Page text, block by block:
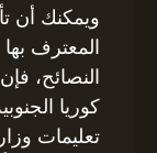
ويمكنك أن
المعترف
النصائح،
كوريا
تعليمات